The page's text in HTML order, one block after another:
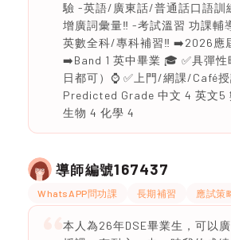
驗 -英語/廣東話/普通話口語訓
增廣詞彙量‼️ -考試溫習 功課輔
英數全科/專科補習‼️ ➡️2026應
➡️Band 1 英中畢業 🎓 ✅具彈性
日都可）⌚️ ✅上門/網課/Café
Predicted Grade 中文 4 英文5
生物 4 化學 4
導師編號167437
WhatsAPP問功課 長期補習 應試策
本人為26年DSE畢業生，可以